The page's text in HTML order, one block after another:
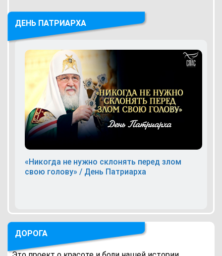
ДЕНЬ ПАТРИАРХА
«Никогда не нужно склонять перед злом
свою голову» / День Патриарха
ДОРОГА